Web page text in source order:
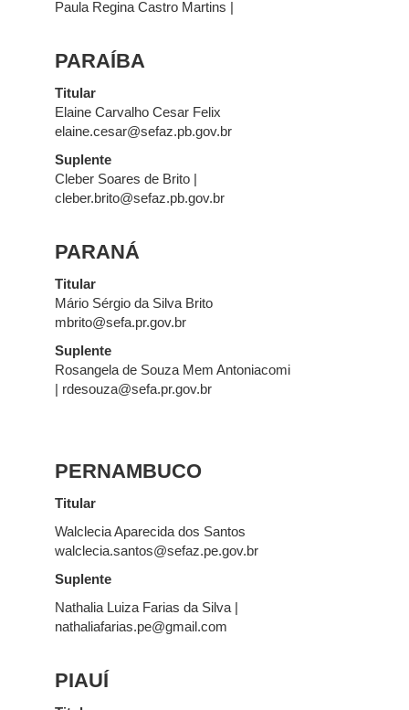
Paula Regina Castro Martins |
PARAÍBA
Titular
Elaine Carvalho Cesar Felix
elaine.cesar@sefaz.pb.gov.br
Suplente
Cleber Soares de Brito |
cleber.brito@sefaz.pb.gov.br
PARANÁ
Titular
Mário Sérgio da Silva Brito
mbrito@sefa.pr.gov.br
Suplente
Rosangela de Souza Mem Antoniacomi
| rdesouza@sefa.pr.gov.br
PERNAMBUCO
Titular
Walclecia Aparecida dos Santos
walclecia.santos@sefaz.pe.gov.br
Suplente
Nathalia Luiza Farias da Silva |
nathaliafarias.pe@gmail.com
PIAUÍ